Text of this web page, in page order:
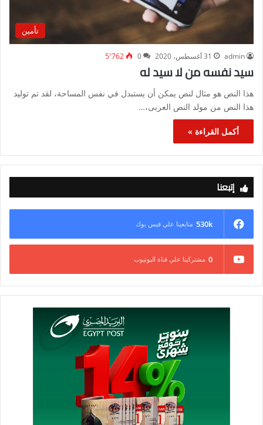
تأمين
admin 31 أغسطس، 2020 0 5٬762
سيد نفسه من لا سيد له
هذا النص هو مثال لنص يمكن أن يستبدل في نفس المساحة، لقد تم توليد
هذا النص من مولد النص العربى،…
أكمل القراءة »
إتبعنا
530k متابعينا علي فيس بوك
0 مشتركينا علي قناة اليوتيوب